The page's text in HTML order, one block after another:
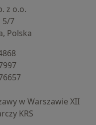
z o.o.
5/7
Polska
w Warszawie XII
KRS